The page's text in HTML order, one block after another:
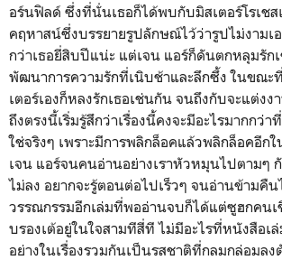
อร์นฟิลด์ ซึ่งที่นั่นเธอก็ได้พบกับมิสเตอร์โรเชส
คฤหาสน์ซึ่งบรรยายรูปลักษณ์ไว้ว่ารูปไม่งามเ
กว่าเธอยี่สิบปีแน่ะ แต่เจน แอร์ก็ดันตกหลุมรัก
พัฒนาการความรักที่เนิบช้าและลึกซึ้ง ในขณะที่
เตอร์เองก็หลงรักเธอเช่นกัน จนถึงกับจะแต่ง
ถึงตรงนี้เริ่มรู้สึกว่าเรื่องนี้คงจะมีอะไรมากกว่
ใช่จริงๆ เพราะมีการพลิกล็อคแล้วพลิกล็อคอีกใ
เจน แอร์จนคนอ่านอย่างเราหัวหมุนไปตามๆ
ไม่ลง อยากจะรู้ตอนต่อไปเร็วๆ จนอ่านข้ามคืน
วรรณกรรมอีกเล่มที่พออ่านจบก็ได้แต่ซูฮกคนเ
บรองเต้อยู่ในใจสามทีสี่ที ไม่มีอะไรที่หนังสือเ
อย่างในเรื่องรวมกันเป็นรสชาติที่กลมกล่อมล